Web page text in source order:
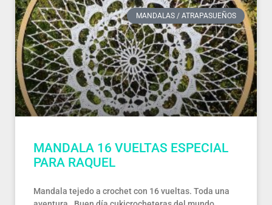
MANDALAS / ATRAPASUEÑOS
MANDALA 16 VUELTAS ESPECIAL
PARA RAQUEL
Mandala tejedo a crochet con 16 vueltas. Toda una